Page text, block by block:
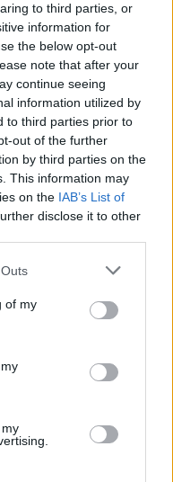
to third parties, or
information for
the below opt-out
note that after your
continue seeing
information utilized by
to third parties prior to
out of the further
by third parties on the
This information may
on the IAB’s List of
disclose it to other
of my
S2/8PSK) bylo spuštěno
S2/8PSK) odstartovala stanice
S2/8PSK) obnovila vysílání
HD, Digiturk
ŞÖMINE KEYFI HD
kanál Karadeniz Turk
program Berat TV
program Super TV